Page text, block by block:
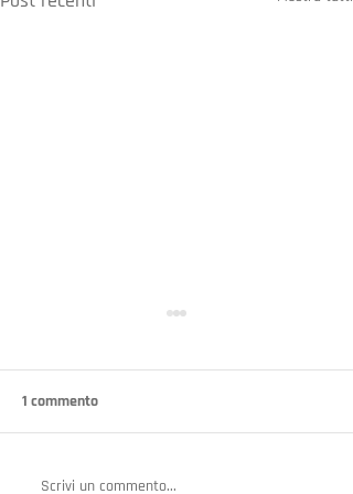
1 commento
Scrivi un commento...